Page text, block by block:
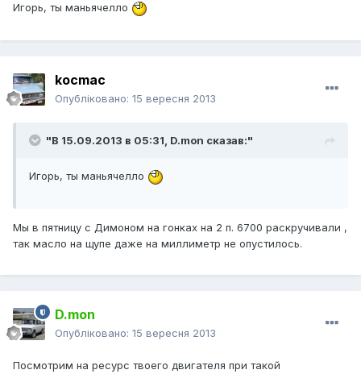
Игорь, ты маньячелло
kocmac
Опубліковано: 15 вересня 2013
"В 15.09.2013 в 05:31, D.mon сказав:"
Игорь, ты маньячелло
Мы в пятницу с Димоном на гонках на 2 п. 6700 раскручивали ,
так масло на щупе даже на миллиметр не опустилось.
D.mon
Опубліковано: 15 вересня 2013
Посмотрим на ресурс твоего двигателя при такой